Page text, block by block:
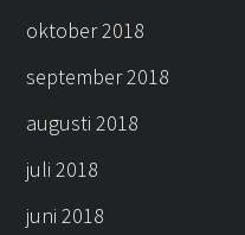
oktober 2018
september 2018
augusti 2018
juli 2018
juni 2018